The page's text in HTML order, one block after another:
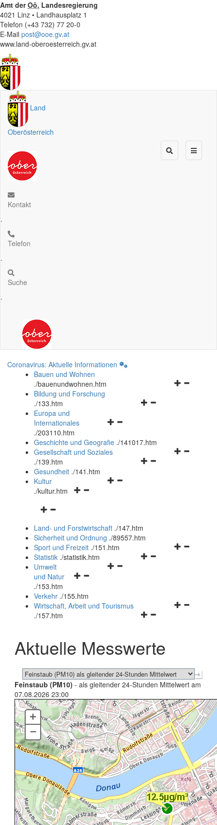
Amt derOö. Landesregierung
4021 Linz • Landhausplatz 1
Telefon (+43 732) 77 20-0
E-Mail post@ooe.gv.at
www.land-oberoesterreich.gv.at
Land
Oberösterreich
Kontakt
.
Telefon
.
Suche
.
Coronavirus: Aktuelle Informationen
Bauen und Wohnen
./bauenundwohnen.htm
Navigationsmenü
Bildung und Forschung
./133.htm
Navigationsmenü
und
schließen
Europa und
Internationales
./203110.htm
Geschichte und Geografie ./141017.htm
Navigationsmenü
Gesellschaft und Soziales
./139.htm
Navigationsmenü
Gesundheit ./141.htm
Navigationsmenü
Kultur
./kultur.htm
Navigationsmenü
und
schließen
Land- und Forstwirtschaft ./147.htm
Sicherheit und Ordnung ./89557.htm
Navigationsmenü
Sport und Freizeit ./151.htm
Navigationsmenü
Statistik ./statistik.htm
Navigationsmenü
und
schließen
Umwelt
und Natur
./153.htm
Verkehr ./155.htm
Navigationsmenü
schließen
Wirtschaft, Arbeit und Tourismus
./157.htm
Aktuelle Messwerte
Feinstaub (PM10) - als gleitender 24-Stunden Mittelwert am
07.08.2026 23:00
+
–